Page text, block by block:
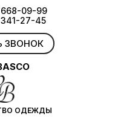
09-99
27-45
ЗВОНОК
ОДЕЖДЫ